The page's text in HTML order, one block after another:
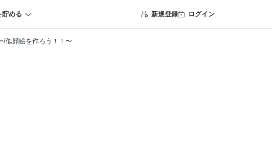
貯める 新規登録 ログイン
似顔絵を作ろう！！〜